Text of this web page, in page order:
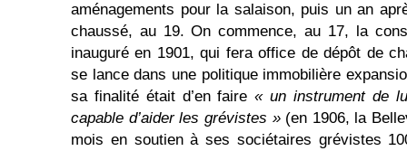
aménagements pour la salaison, puis un an
chaussé, au 19. On commence, au 17, la
inauguré en 1901, qui fera office de dépôt de
se lance dans une politique immobilière
sa finalité était d’en faire« un instrument de
capable d’aider les grévistes »(en 1906, la
mois en soutien à ses sociétaires grévistes